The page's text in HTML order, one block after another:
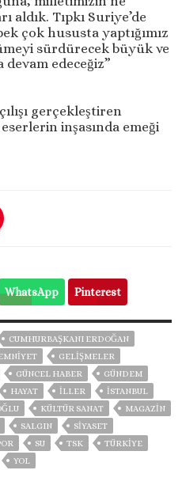
aldık. Tıpkı Suriye’de
çok hususta yaptığımız
sürdürecek büyük ve
devam edeceğiz”
gerçekleştiren
inşasında emeği
WhatsApp Pinterest
CUMHURBAŞKANI ERDOĞAN
GELIŞMELER
GÜNCEL HABER
GÜNDEM
HAYAT İLLER
ISTANBUL
KÜLTÜR SANAT
MAGAZİN
SALGIN
SİYASET
SU TSK
TÜRKİYE
YOL